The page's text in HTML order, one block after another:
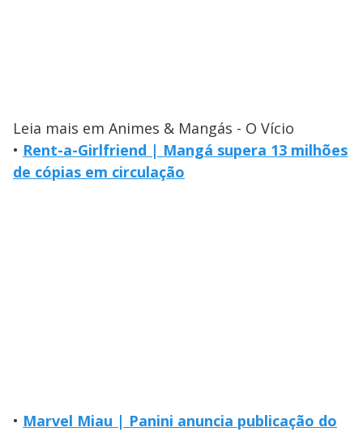
Leia mais em Animes & Mangás - O Vício
• Rent-a-Girlfriend | Mangá supera 13 milhões
de cópias em circulação
• Marvel Miau | Panini anuncia publicação do